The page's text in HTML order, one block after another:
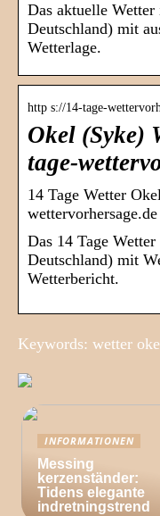
Das aktuelle
Deutschland) mit
Wetterlage.
http s://14-tage-
Okel (Syke)
tage-
14 Tage Wetter
wettervorhersage.de
Das 14 Tage
Deutschland) mit
Wetterbericht.
Keywords: wetter
INFORMATIONEN
Messing
kerzenständer:
Tidens elegante
indretningstrend